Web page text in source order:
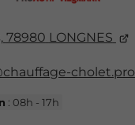
78980 LONGNES
cholet.pro
: 08h - 17h